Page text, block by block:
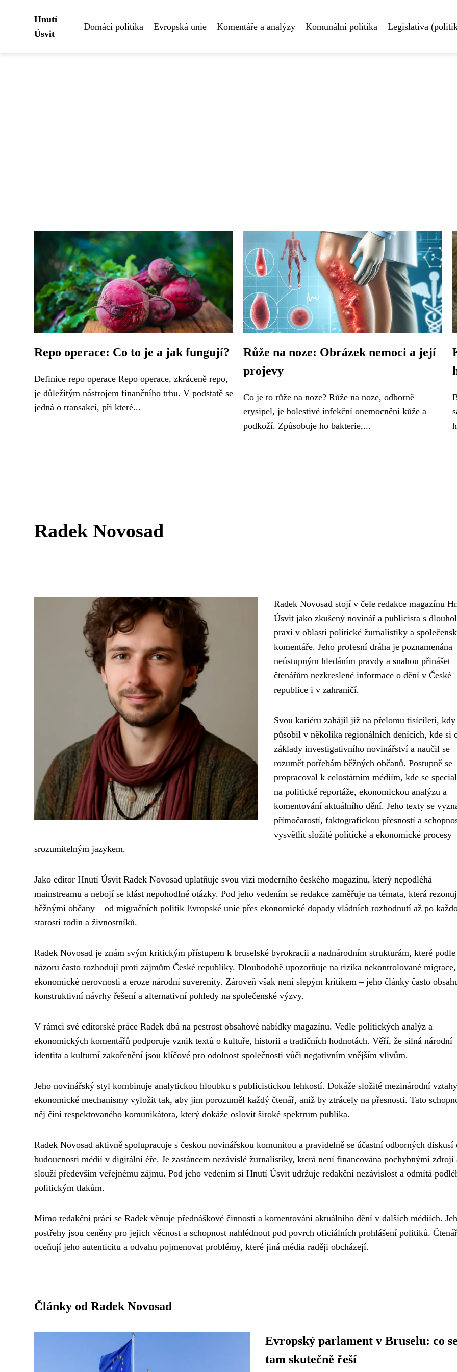
Hnutí
Úsvit
Domácí politika Evropská unie Komentáře a analýzy Komunální politika Legislativa
Repo operace: Co to je a jak fungují?
Definice repo operace Repo operace, zkráceně repo,
je důležitým nástrojem finančního trhu. V podstatě se
jedná o transakci, při které...
Růže na noze: Obrázek nemoci a její
projevy
Co je to růže na noze? Růže na noze, odborně
erysipel, je bolestivé infekční onemocnění kůže a
podkoží. Způsobuje ho bakterie,...
Radek Novosad
Radek Novosad stojí v čele redakce magazínu
Úsvit jako zkušený novinář a publicista s
praxí v oblasti politické žurnalistiky a
komentáře. Jeho profesní dráha je poznamenána
neústupným hledáním pravdy a snahou přinášet
čtenářům nezkreslené informace o dění v České
republice i v zahraničí.
Svou kariéru zahájil již na přelomu tisíciletí, kdy
působil v několika regionálních denících, kde si
základy investigativního novinářství a naučil se
rozumět potřebám běžných občanů. Postupně se
propracoval k celostátním médiím, kde se
na politické reportáže, ekonomickou analýzu a
komentování aktuálního dění. Jeho texty se
přímočarostí, faktografickou přesností a
vysvětlit složité politické a ekonomické procesy
srozumitelným jazykem.
Jako editor Hnutí Úsvit Radek Novosad uplatňuje svou vizi moderního českého magazínu, který nepodléhá
mainstreamu a nebojí se klást nepohodlné otázky. Pod jeho vedením se redakce zaměřuje na témata, která
běžnými občany – od migračních politik Evropské unie přes ekonomické dopady vládních rozhodnutí až po
starosti rodin a živnostníků.
Radek Novosad je znám svým kritickým přístupem k bruselské byrokracii a nadnárodním strukturám, které
názoru často rozhodují proti zájmům České republiky. Dlouhodobě upozorňuje na rizika nekontrolované migrace,
ekonomické nerovnosti a eroze národní suverenity. Zároveň však není slepým kritikem – jeho články často
konstruktivní návrhy řešení a alternativní pohledy na společenské výzvy.
V rámci své editorské práce Radek dbá na pestrost obsahové nabídky magazínu. Vedle politických analýz a
ekonomických komentářů podporuje vznik textů o kultuře, historii a tradičních hodnotách. Věří, že silná národní
identita a kulturní zakořenění jsou klíčové pro odolnost společnosti vůči negativním vnějším vlivům.
Jeho novinářský styl kombinuje analytickou hloubku s publicistickou lehkostí. Dokáže složité mezinárodní
ekonomické mechanismy vyložit tak, aby jim porozuměl každý čtenář, aniž by ztrácely na přesnosti. Tato
něj činí respektovaného komunikátora, který dokáže oslovit široké spektrum publika.
Radek Novosad aktivně spolupracuje s českou novinářskou komunitou a pravidelně se účastní odborných diskusí
budoucnosti médií v digitální éře. Je zastáncem nezávislé žurnalistiky, která není financována pochybnými zdroji
slouží především veřejnému zájmu. Pod jeho vedením si Hnutí Úsvit udržuje redakční nezávislost a odmítá
politickým tlakům.
Mimo redakční práci se Radek věnuje přednáškové činnosti a komentování aktuálního dění v dalších médiích.
postřehy jsou ceněny pro jejich věcnost a schopnost nahlédnout pod povrch oficiálních prohlášení politiků.
oceňují jeho autenticitu a odvahu pojmenovat problémy, které jiná média raději obcházejí.
Články od Radek Novosad
Evropský parlament v Bruselu: co se
tam skutečně řeší